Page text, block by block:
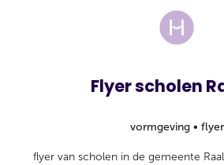
Flyer scholen
vormgeving • flyer
flyer van scholen in de gemeente